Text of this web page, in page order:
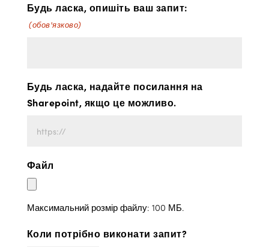
Будь ласка, опишіть ваш запит:
(обов'язково)
Будь ласка, надайте посилання на
Sharepoint, якщо це можливо.
Файл
Максимальний розмір файлу: 100 МБ.
Коли потрібно виконати запит?